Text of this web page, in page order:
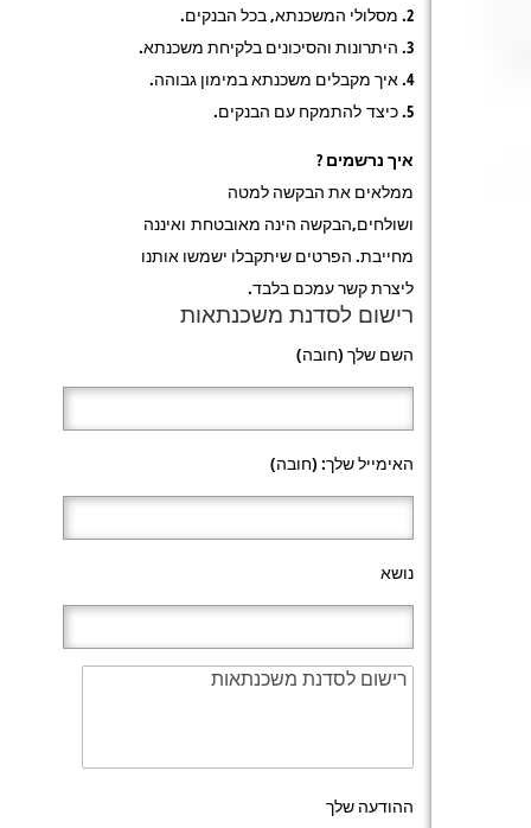
2. מסלולי המשכנתא, בכל הבנקים.
3. היתרונות והסיכונים בלקיחת משכנתא.
4. איך מקבלים משכנתא במימון גבוהה.
5. כיצד להתמקח עם הבנקים.
איך נרשמים ?
ממלאים את הבקשה למטה
ושולחים,הבקשה הינה מאובטחת ואיננה
מחייבת. הפרטים שיתקבלו ישמשו אותנו
ליצרת קשר עמכם בלבד.
רישום לסדנת משכנתאות
השם שלך (חובה)
האימייל שלך: (חובה)
נושא
ההודעה שלך